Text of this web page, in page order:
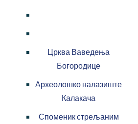
Црква Ваведења
Богородице
Археолошко налазиште
Калакача
Споменик стрељаним